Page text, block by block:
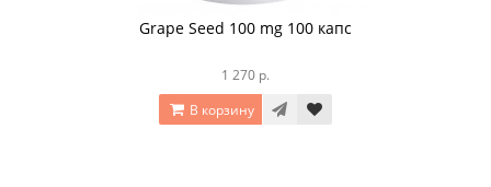
Grape Seed 100 mg 100 капс
1 270 р.
В корзину